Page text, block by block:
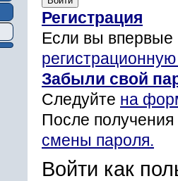
Регистрация
Если вы впервые
Забыли свой
Следуйте на
После
смены пароля.
Войти как